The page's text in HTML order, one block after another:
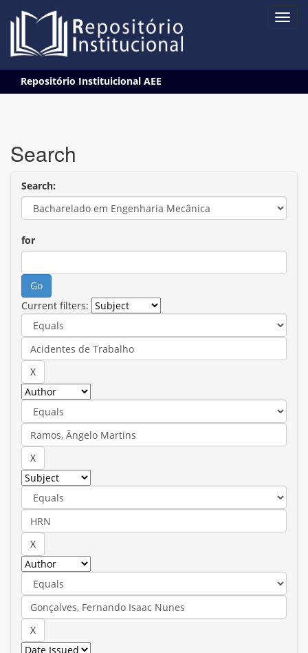
navigation
Repositório Instituicional AEE
Search
Search:
for
Current filters: